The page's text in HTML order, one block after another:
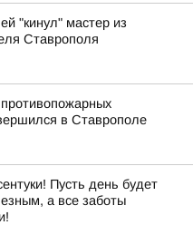
"кинул" мастер из
Ставрополя
в Ставрополе
Пусть день будет
а все заботы